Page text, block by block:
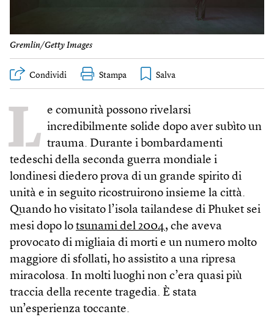
Gremlin/Getty Images
Condividi Stampa
L e comunità possono rivelarsi
incredibilmente solide dopo aver subìto un
trauma. Durante i bombardamenti
tedeschi della seconda guerra mondiale i
londinesi diedero prova di un grande spirito di
unità e in seguito ricostruirono insieme la città.
Quando ho visitato l’isola tailandese di Phuket sei
mesi dopo lo tsunami del 2004, che aveva
provocato di migliaia di morti e un numero molto
maggiore di sfollati, ho assistito a una ripresa
miracolosa. In molti luoghi non c’era quasi più
traccia della recente tragedia. È stata
un’esperienza toccante.